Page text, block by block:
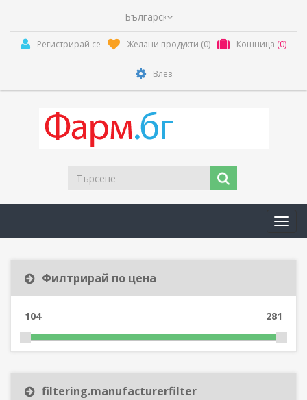
Регистрирай се Желани продукти (0) Кошница (0)
Влез
Филтрирай по цена
104 281
filtering.manufacturerfilter